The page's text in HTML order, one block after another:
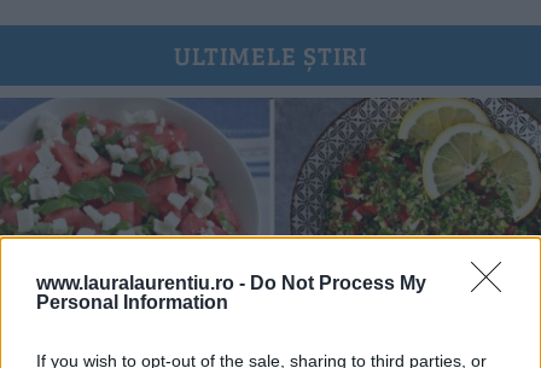
www.lauralaurentiu.ro - Do Not Process My
Personal Information
If you wish to opt-out of the sale, sharing to third parties, or
ULTIMELE ȘTIRI